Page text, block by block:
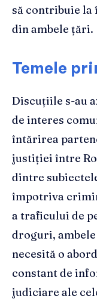
să contribuie
din ambele țări.
Temele
Discuțiile s-au
de interes
întărirea
justiției între
dintre
împotriva
a traficului de
droguri,
necesită o
constant de
judiciare ale